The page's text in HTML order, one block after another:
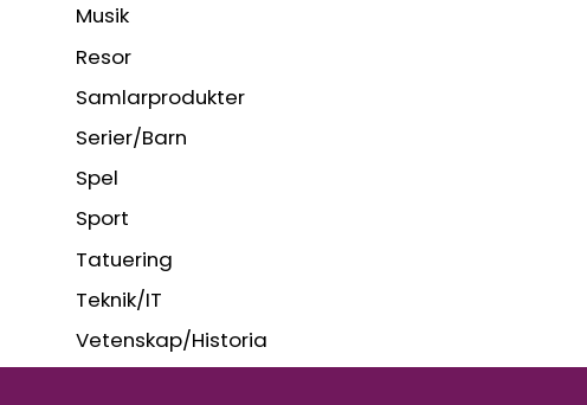
Musik
Resor
Samlarprodukter
Serier/Barn
Spel
Sport
Tatuering
Teknik/IT
Vetenskap/Historia